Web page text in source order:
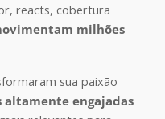
reacts, cobertura
milhões
sua paixão
altamente engajadas